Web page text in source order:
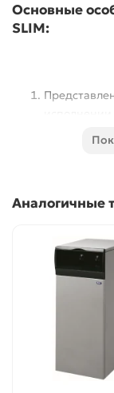
Основные
SLIM:
пламени, а
наличием
Аналогичные